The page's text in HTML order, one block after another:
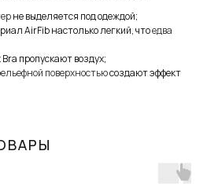
не выделяется под одеждой;
AirFib настолько легкий, чтоедва
пропускают воздух;
поверхностьюсоздают эффект
оплата картой
Понятно